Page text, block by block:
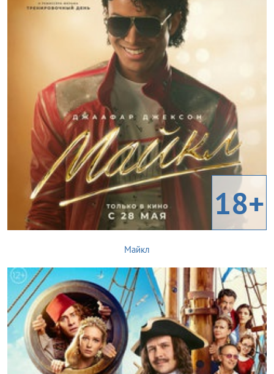
18+
Майкл